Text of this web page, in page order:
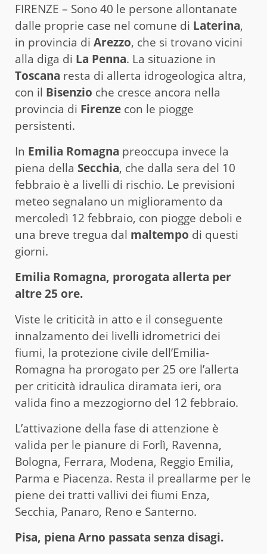
FIRENZE – Sono 40 le persone allontanate
dalle proprie case nel comune di Laterina,
in provincia di Arezzo, che si trovano vicini
alla diga di La Penna. La situazione in
Toscana resta di allerta idrogeologica altra,
con il Bisenzio che cresce ancora nella
provincia di Firenze con le piogge
persistenti.
In Emilia Romagna preoccupa invece la
piena della Secchia, che dalla sera del 10
febbraio è a livelli di rischio. Le previsioni
meteo segnalano un miglioramento da
mercoledì 12 febbraio, con piogge deboli e
una breve tregua dal maltempo di questi
giorni.
Emilia Romagna, prorogata allerta per
altre 25 ore.
Viste le criticità in atto e il conseguente
innalzamento dei livelli idrometrici dei
fiumi, la protezione civile dell’Emilia-
Romagna ha prorogato per 25 ore l’allerta
per criticità idraulica diramata ieri, ora
valida fino a mezzogiorno del 12 febbraio.
L’attivazione della fase di attenzione è
valida per le pianure di Forlì, Ravenna,
Bologna, Ferrara, Modena, Reggio Emilia,
Parma e Piacenza. Resta il preallarme per le
piene dei tratti vallivi dei fiumi Enza,
Secchia, Panaro, Reno e Santerno.
Pisa, piena Arno passata senza disagi.